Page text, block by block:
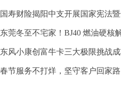
国寿财险揭阳中支开展国家宪法
东莞冬至不宅家！BJ40 燃油硬核
东风小康创富牛卡三大极限挑战
春节服务不打烊，坚守客户回家路